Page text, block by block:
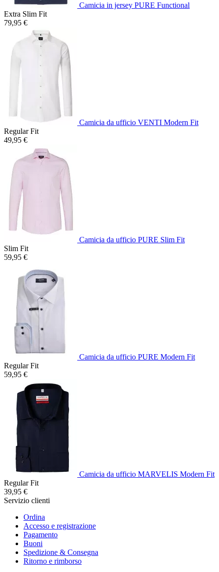
Camicia in jersey PURE Functional
Extra Slim Fit
79,95 €
Camicia da ufficio VENTI Modern Fit
Regular Fit
49,95 €
Camicia da ufficio PURE Slim Fit
Slim Fit
59,95 €
Camicia da ufficio PURE Modern Fit
Regular Fit
59,95 €
Camicia da ufficio MARVELIS Modern Fit
Regular Fit
39,95 €
Servizio clienti
Ordina
Accesso e registrazione
Pagamento
Buoni
Spedizione & Consegna
Ritorno e rimborso